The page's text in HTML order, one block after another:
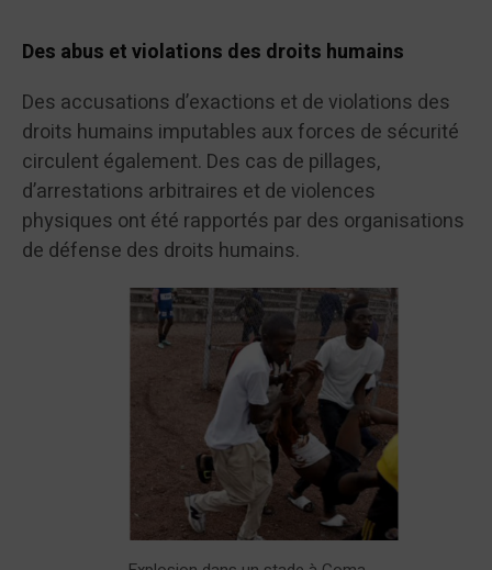
Des abus et violations des droits humains
Des accusations d’exactions et de violations des
droits humains imputables aux forces de sécurité
circulent également. Des cas de pillages,
d’arrestations arbitraires et de violences
physiques ont été rapportés par des organisations
de défense des droits humains.